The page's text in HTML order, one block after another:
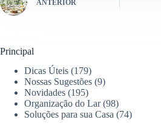
ANTERIOR
Principal
Dicas Úteis (179)
Nossas Sugestões (9)
Novidades (195)
Organização do Lar(98)
Soluções para sua Casa (74)